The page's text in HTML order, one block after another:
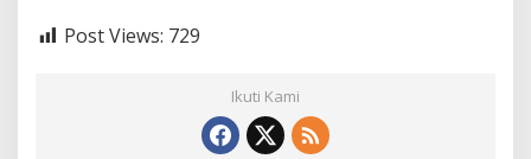
Post Views: 729
Ikuti Kami